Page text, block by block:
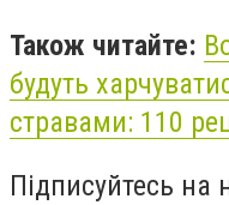
Також читайте:
будуть
стравами: 110
Підписуйтесь